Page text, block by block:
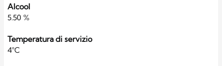
Alcool
5.50 %
Temperatura di servizio
4°C